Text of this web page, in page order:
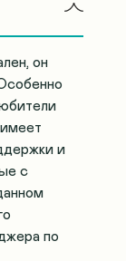
он
и
с
по